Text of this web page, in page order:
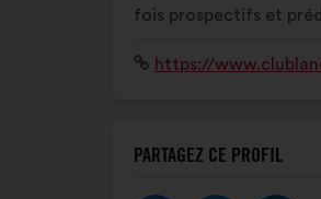
fois prospectifs et
Sitehttps://
PARTAGEZ CE PROFIL